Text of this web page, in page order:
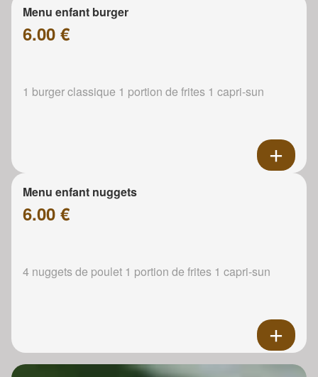
Menu enfant burger
6.00 €
1 burger classique 1 portion de frites 1 capri-sun
Menu enfant nuggets
6.00 €
4 nuggets de poulet 1 portion de frites 1 capri-sun